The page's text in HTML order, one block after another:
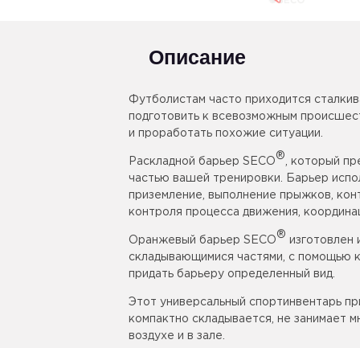
Описание
Футболистам часто приходится
подготовить к всевозможным
и проработать похожие ситуации.
Раскладной барьер SECO
®
, который
частью вашей тренировки. Барьер
приземление, выполнение прыжков,
контроля процесса движения,
Оранжевый барьер SECO
®
складывающимися частями, с помощью
придать барьеру определенный вид.
Этот универсальный спортинвентарь
компактно складывается, не занимает
воздухе и в зале.